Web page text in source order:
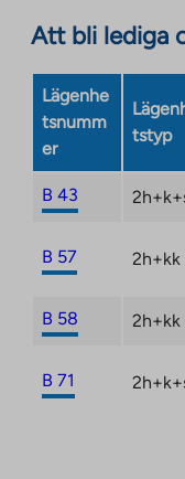
Att bli lediga
Lägenhe
tsnumm
er
tstyp
B 43
B 57 2h+kk
B 58 2h+kk
B 71